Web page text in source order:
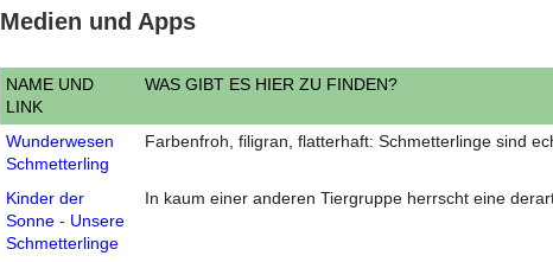
Medien und Apps
NAME UND
LINK
WAS GIBT ES HIER ZU FINDEN?
Wunderwesen
Schmetterling
Farbenfroh, filigran, flatterhaft: Schmetterlinge sind
Kinder der
Sonne - Unsere
Schmetterlinge
In kaum einer anderen Tiergruppe herrscht eine